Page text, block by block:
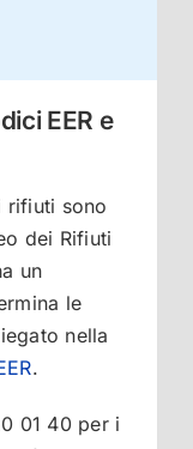
EER e
rifiuti sono
dei Rifiuti
un
le
nella
.
01 40 per i